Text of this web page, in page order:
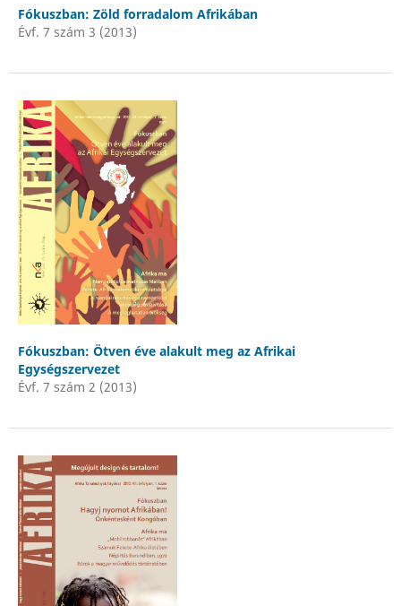
Fókuszban: Zöld forradalom Afrikában
Évf. 7 szám 3 (2013)
Fókuszban: Ötven éve alakult meg az Afrikai
Egységszervezet
Évf. 7 szám 2 (2013)